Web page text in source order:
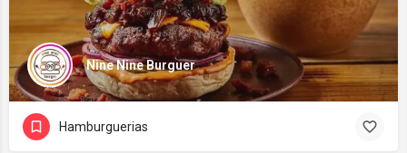
Nine Nine Burguer
Hamburguerias